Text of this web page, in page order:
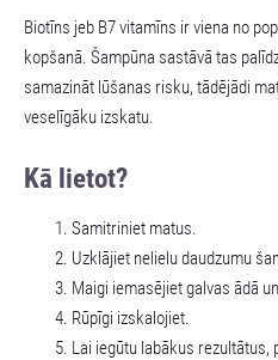
Biotīns jeb B7 vitamīns ir viena no
kopšanā. Šampūna sastāvā tas
samazināt lūšanas risku, tādējādi
veselīgāku izskatu.
Kā lietot?
Samitriniet matus.
Uzklājiet nelielu daudzumu
Maigi iemasējiet galvas ādā
Rūpīgi izskalojiet.
Lai iegūtu labākus rezultātus,